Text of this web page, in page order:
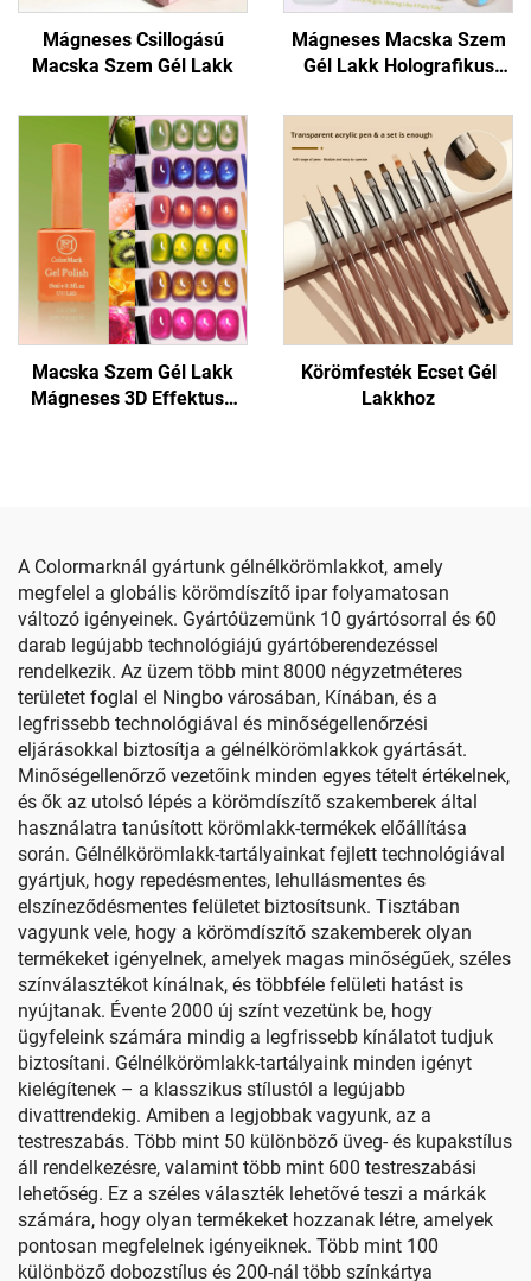
Mágneses Csillogású
Macska Szem Gél Lakk
Mágneses Macska Szem
Gél Lakk Holografikus
Macska Szem Gél Lakk
Mágneses 3D Effektusú
Körömfesték Ecset Gél
Lakkhoz
A Colormarknál gyártunk gélnélkörömlakkot, amely
megfelel a globális körömdíszítő ipar folyamatosan
változó igényeinek. Gyártóüzemünk 10 gyártósorral és 60
darab legújabb technológiájú gyártóberendezéssel
rendelkezik. Az üzem több mint 8000 négyzetméteres
területet foglal el Ningbo városában, Kínában, és a
legfrissebb technológiával és minőségellenőrzési
eljárásokkal biztosítja a gélnélkörömlakkok gyártását.
Minőségellenőrző vezetőink minden egyes tételt értékelnek,
és ők az utolsó lépés a körömdíszítő szakemberek által
használatra tanúsított körömlakk-termékek előállítása
során. Gélnélkörömlakk-tartályainkat fejlett technológiával
gyártjuk, hogy repedésmentes, lehullásmentes és
elszíneződésmentes felületet biztosítsunk. Tisztában
vagyunk vele, hogy a körömdíszítő szakemberek olyan
termékeket igényelnek, amelyek magas minőségűek, széles
színválasztékot kínálnak, és többféle felületi hatást is
nyújtanak. Évente 2000 új színt vezetünk be, hogy
ügyfeleink számára mindig a legfrissebb kínálatot tudjuk
biztosítani. Gélnélkörömlakk-tartályaink minden igényt
kielégítenek – a klasszikus stílustól a legújabb
divattrendekig. Amiben a legjobbak vagyunk, az a
testreszabás. Több mint 50 különböző üveg- és kupakstílus
áll rendelkezésre, valamint több mint 600 testreszabási
lehetőség. Ez a széles választék lehetővé teszi a márkák
számára, hogy olyan termékeket hozzanak létre, amelyek
pontosan megfelelnek igényeiknek. Több mint 100
különböző dobozstílus és 200-nál több színkártya